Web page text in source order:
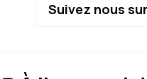
Suivez nous